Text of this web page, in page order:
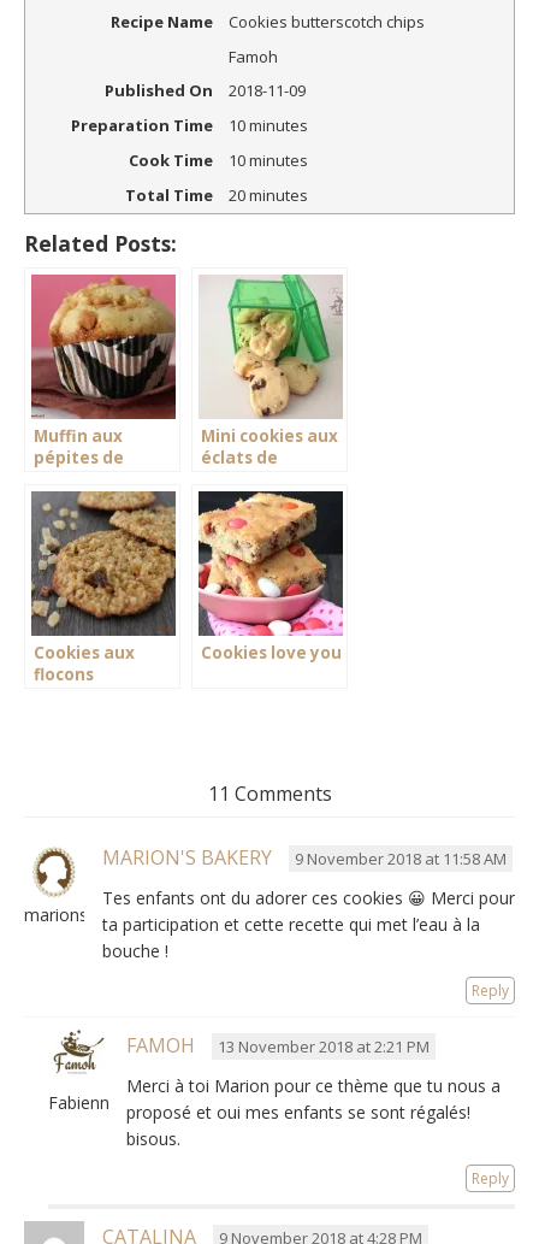
Recipe Name
Cookies butterscotch chips
Famoh
Published On
2018-11-09
Preparation Time
10 minutes
Cook Time
10 minutes
Total Time
20 minutes
Related Posts:
Muffin aux
pépites de
Mini cookies aux
éclats de
Cookies aux
flocons
Cookies love you
11 Comments
marionsbky
MARION'S BAKERY 9 November 2018 at 11:58 AM
Tes enfants ont du adorer ces cookies 😀 Merci pour
ta participation et cette recette qui met l’eau à la
bouche !
Reply
Fabienne
FAMOH 13 November 2018 at 2:21 PM
Merci à toi Marion pour ce thème que tu nous a
proposé et oui mes enfants se sont régalés!
bisous.
Reply
CATALINA 9 November 2018 at 4:28 PM